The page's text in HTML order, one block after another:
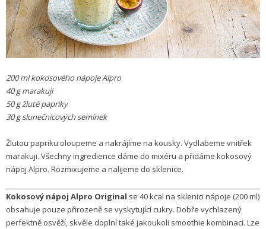
200 ml kokosového nápoje Alpro
40 g marakuji
50 g žluté papriky
30 g slunečnicových semínek
Žlutou papriku oloupeme a nakrájíme na kousky. Vydlabeme vnitřek
marakuji. Všechny ingredience dáme do mixéru a přidáme kokosový
nápoj Alpro. Rozmixujeme a nalijeme do sklenice.
Kokosový nápoj Alpro Original se 40 kcal na sklenici nápoje (200 ml)
obsahuje pouze přirozeně se vyskytující cukry. Dobře vychlazený
perfektně osvěží, skvěle doplní také jakoukoli smoothie kombinaci. Lze